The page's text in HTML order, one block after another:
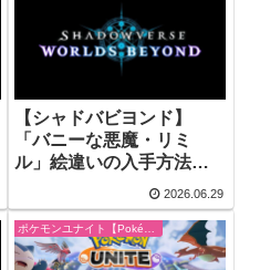
【シャドバビヨンド】
「バニーな悪魔・リミ
ル」絵違いの入手方法
【Shadowverse: Worlds
Beyond】
2026.06.29